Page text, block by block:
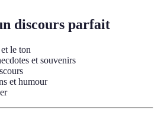
discours parfait
le ton
et souvenirs
et humour